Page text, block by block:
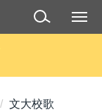
文大校歌